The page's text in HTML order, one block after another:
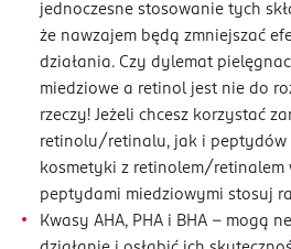
jednoczesne stosowanie tych
że nawzajem będą zmniejszać
działania. Czy dylemat
miedziowe a retinol jest nie do
rzeczy! Jeżeli chcesz korzystać
retinolu/retinalu, jak i peptydów
kosmetyki z retinolem/retinalem
peptydami miedziowymi stosuj
Kwasy AHA, PHA i BHA – mogą